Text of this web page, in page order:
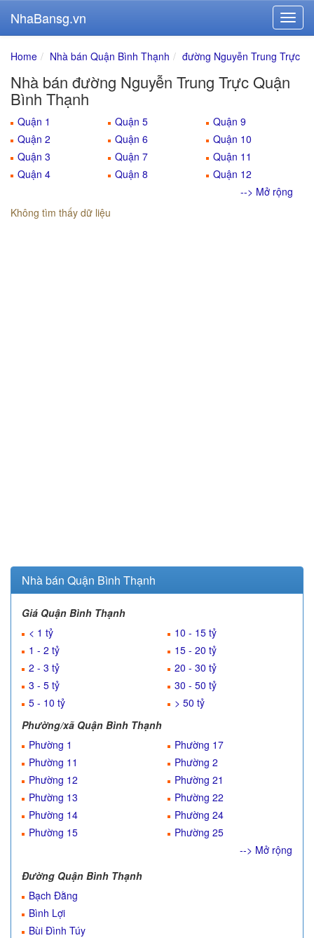
NhaBansg.vn
Home Nhà bán Quận Bình Thạnh đường Nguyễn Trung Trực
Nhà bán đường Nguyễn Trung Trực Quận
Bình Thạnh
Quận 1
Quận 2
Quận 3
Quận 4
Quận 5
Quận 6
Quận 7
Quận 8
Quận 9
Quận 10
Quận 11
Quận 12
--> Mở rộng
Không tìm thấy dữ liệu
Nhà bán Quận Bình Thạnh
Giá Quận Bình Thạnh
< 1 tỷ
1 - 2 tỷ
2 - 3 tỷ
3 - 5 tỷ
5 - 10 tỷ
10 - 15 tỷ
15 - 20 tỷ
20 - 30 tỷ
30 - 50 tỷ
> 50 tỷ
Phường/xã Quận Bình Thạnh
Phường 1
Phường 11
Phường 12
Phường 13
Phường 14
Phường 15
Phường 17
Phường 2
Phường 21
Phường 22
Phường 24
Phường 25
--> Mở rộng
Đường Quận Bình Thạnh
Bạch Đằng
Bình Lợi
Bùi Đình Túy